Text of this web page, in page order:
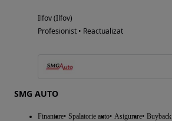
Ilfov (Ilfov)
Profesionist • Reactualizat
SMG AUTO
Finantare Spalatorie auto Asigurare Buyback